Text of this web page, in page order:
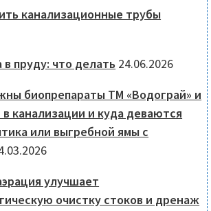
канализационные трубы
пруду: что делать 24.06.2026
биопрепараты ТМ «Водограй» и
в канализации и куда деваются
или выгребной ямы с
улучшает
очистку стоков и дренаж